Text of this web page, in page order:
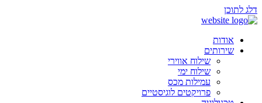
דלג לתוכן
אודות
שירותים
שילוח אווירי
שילוח ימי
עמילות מכס
פרויקטים לוגיסטיים